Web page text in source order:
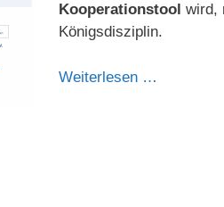
Kooperationstool wird,
Königsdisziplin.
Weiterlesen …